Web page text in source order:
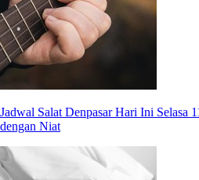
Jadwal Salat Denpasar Hari Ini Selasa
dengan Niat